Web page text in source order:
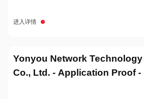
进入详情
Yonyou Network Technology
Co., Ltd. - Application Proof -